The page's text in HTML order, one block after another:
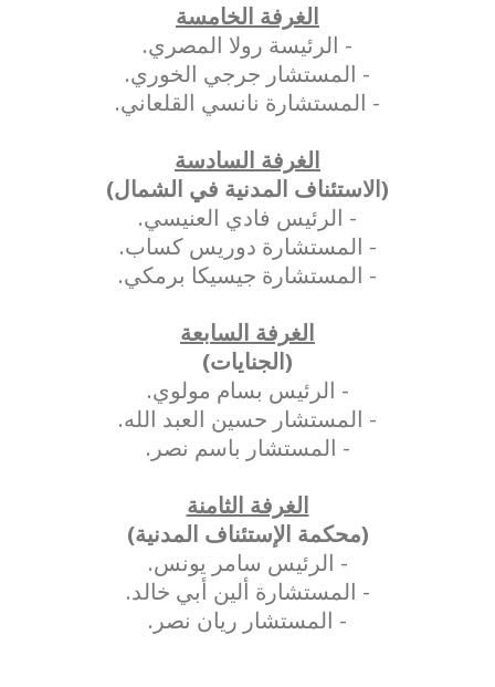
الغرفة الخامسة
- الرئيسة رولا المصري.
- المستشار جرجي الخوري.
- المستشارة نانسي القلعاني.
الغرفة السادسة
(الاستئناف المدنية في الشمال)
- الرئيس فادي العنيسي.
- المستشارة دوريس كساب.
- المستشارة جيسيكا برمكي.
الغرفة السابعة
(الجنايات)
- الرئيس بسام مولوي.
- المستشار حسين العبد الله.
- المستشار باسم نصر.
الغرفة الثامنة
(محكمة الإستئناف المدنية)
- الرئيس سامر يونس.
- المستشارة ألين أبي خالد.
- المستشار ريان نصر.